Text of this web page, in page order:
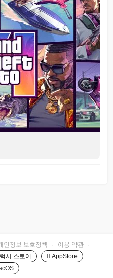
인정보 보호정책 · 이용 약관
·
시 스토어
 AppStore